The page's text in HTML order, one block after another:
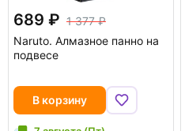
689
1 377
Naruto. Алмазное панно на
подвесе
В корзину